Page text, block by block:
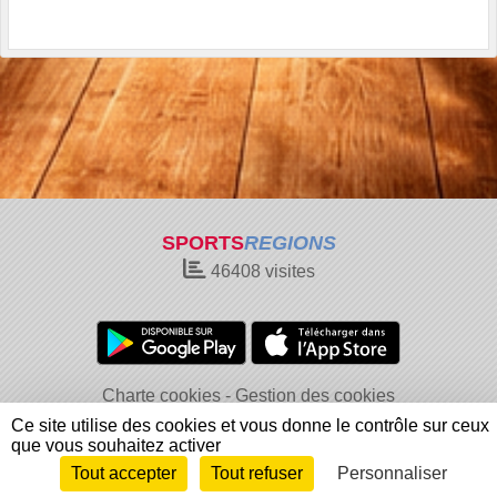
SPORTSREGIONS
46408visites
Charte cookies
Gestion des cookies
Informations légales
Signaler un contenu inapproprié
Envie de participer ? Connexion
Ce site utilise des cookies et vous donne le contrôle sur ceux
que vous souhaitez activer
Tout accepter
Tout refuser Personnaliser